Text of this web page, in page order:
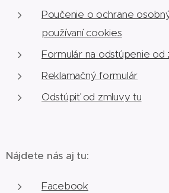
Poučenie o ochrane
používaní cookies
Formulár na odstúpenie od
Reklamačný formulár
Odstúpiť od zmluvy tu
Nájdete nás aj tu:
Facebook